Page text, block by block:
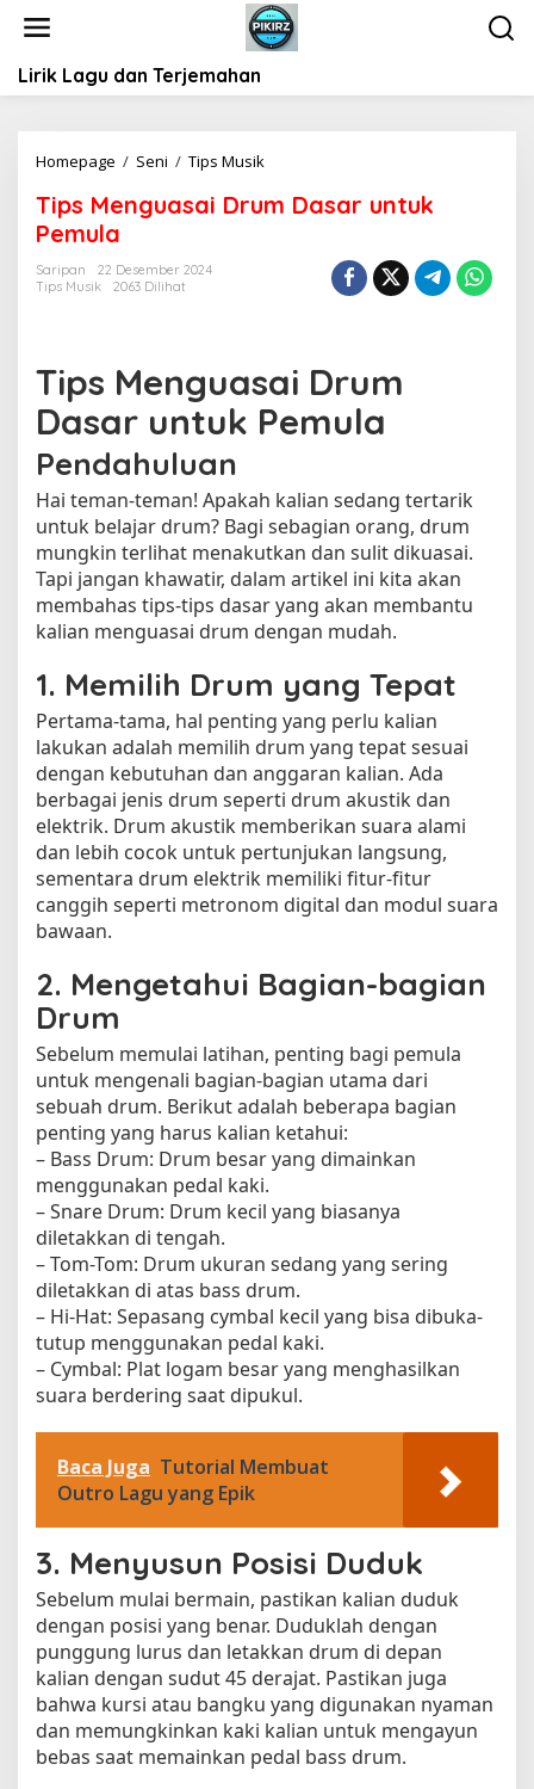
Lirik Lagu dan Terjemahan
Homepage / Seni / Tips Musik
p
a
s
a
r
u
m
D
a
s
a
u
t
u
k
P
e
m
u
l
Tips Menguasai Drum Dasar untuk
Pemula
Saripan
22 Desember 2024
Tips Musik
2063 Dilihat
Tips Menguasai Drum
Dasar untuk Pemula
Pendahuluan
Hai teman-teman! Apakah kalian sedang tertarik
untuk belajar drum? Bagi sebagian orang, drum
mungkin terlihat menakutkan dan sulit dikuasai.
Tapi jangan khawatir, dalam artikel ini kita akan
membahas tips-tips dasar yang akan membantu
kalian menguasai drum dengan mudah.
1. Memilih Drum yang Tepat
Pertama-tama, hal penting yang perlu kalian
lakukan adalah memilih drum yang tepat sesuai
dengan kebutuhan dan anggaran kalian. Ada
berbagai jenis drum seperti drum akustik dan
elektrik. Drum akustik memberikan suara alami
dan lebih cocok untuk pertunjukan langsung,
sementara drum elektrik memiliki fitur-fitur
canggih seperti metronom digital dan modul suara
bawaan.
2. Mengetahui Bagian-bagian
Drum
Sebelum memulai latihan, penting bagi pemula
untuk mengenali bagian-bagian utama dari
sebuah drum. Berikut adalah beberapa bagian
penting yang harus kalian ketahui:
– Bass Drum: Drum besar yang dimainkan
menggunakan pedal kaki.
– Snare Drum: Drum kecil yang biasanya
diletakkan di tengah.
– Tom-Tom: Drum ukuran sedang yang sering
diletakkan di atas bass drum.
– Hi-Hat: Sepasang cymbal kecil yang bisa dibuka-
tutup menggunakan pedal kaki.
– Cymbal: Plat logam besar yang menghasilkan
suara berdering saat dipukul.
Baca Juga Tutorial Membuat
Outro Lagu yang Epik
3. Menyusun Posisi Duduk
Sebelum mulai bermain, pastikan kalian duduk
dengan posisi yang benar. Duduklah dengan
punggung lurus dan letakkan drum di depan
kalian dengan sudut 45 derajat. Pastikan juga
bahwa kursi atau bangku yang digunakan nyaman
dan memungkinkan kaki kalian untuk mengayun
bebas saat memainkan pedal bass drum.